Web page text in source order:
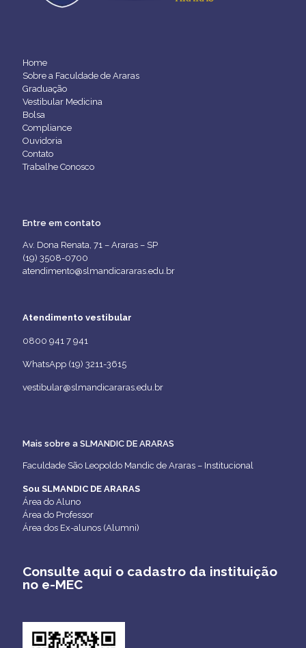
Home
Sobre a Faculdade de Araras
Graduação
Vestibular Medicina
Bolsa
Compliance
Ouvidoria
Contato
Trabalhe Conosco
Entre em contato
Av. Dona Renata, 71 – Araras – SP
(19) 3508-0700
atendimento@slmandicararas.edu.br
Atendimento vestibular
0800 941 7 941
WhatsApp (19) 3211-3615
vestibular@slmandicararas.edu.br
Mais sobre a SLMANDIC DE ARARAS
Faculdade São Leopoldo Mandic de Araras – Institucional
Sou SLMANDIC DE ARARAS
Área do Aluno
Área do Professor
Área dos Ex-alunos (Alumni)
Consulte aqui o cadastro da instituição
no e-MEC